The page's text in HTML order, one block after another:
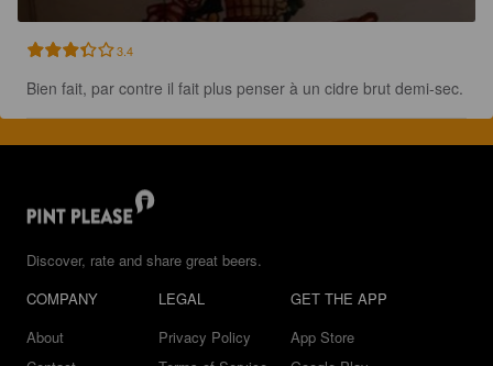
3.4
Bien fait, par contre il fait plus penser à un cidre brut demi-sec.
Discover, rate and share great beers.
COMPANY
About
LEGAL
Privacy Policy
GET THE APP
App Store